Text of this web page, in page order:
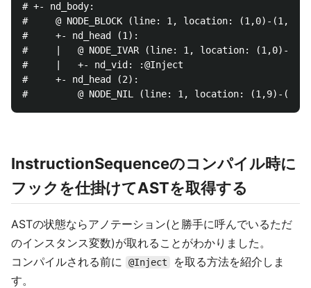
# +- nd_body:
#     @ NODE_BLOCK (line: 1, location: (1,0)-(1,12))
#     +- nd_head (1):
#     |   @ NODE_IVAR (line: 1, location: (1,0)-
#     |   +- nd_vid: :@Inject
#     +- nd_head (2):
InstructionSequenceのコンパイル時に
フックを仕掛けてASTを取得する
ASTの状態ならアノテーション(と勝手に呼んでいるただ
のインスタンス変数)が取れることがわかりました。
コンパイルされる前に
@Inject
を取る方法を紹介しま
す。